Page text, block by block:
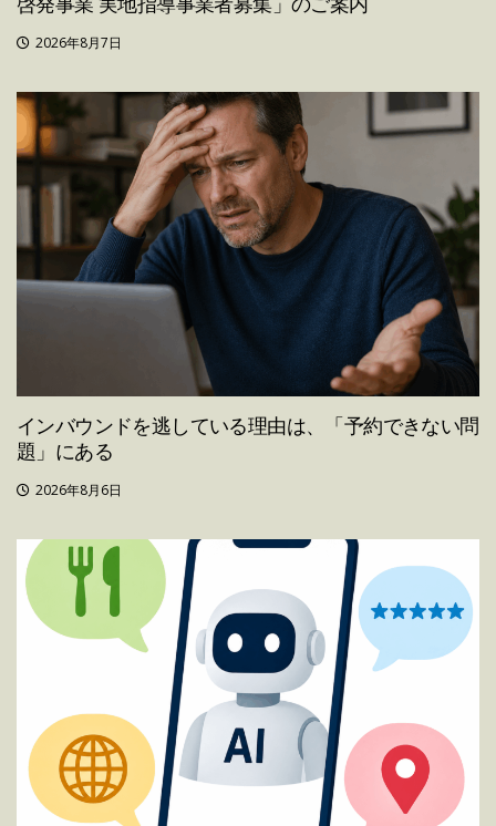
2026年8月7日
インバウンドを逃している理由は、「予約できない問
題」にある
2026年8月6日